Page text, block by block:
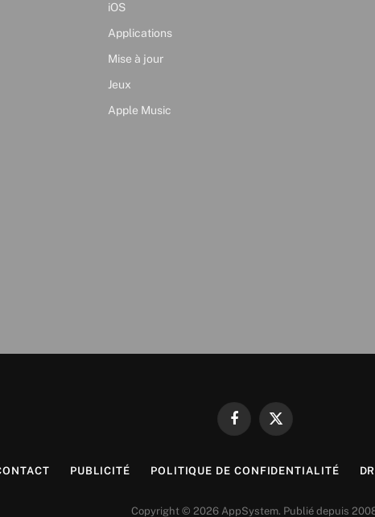
iOS
Applications
Mise à jour
Jeux
Apple Music
FacebookX
PUBLICITÉ POLITIQUE DE CONFIDENTIALITÉ
Copyright © 2026 AppSystem. Publié depuis